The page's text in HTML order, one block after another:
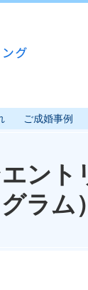
ご成婚事例
ント
ラム）